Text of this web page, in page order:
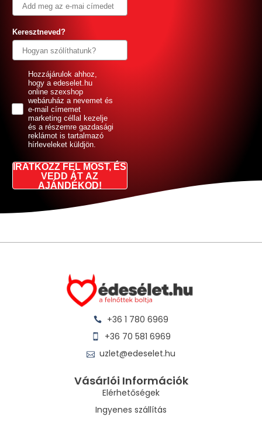
Keresztneved?
GDPRHozzájárulok ahhoz,
hogy a edeselet.hu
online szexshop
webáruház a nevemet és
e-mail címemet
marketing céllal kezelje
és a részemre gazdasági
reklámot is tartalmazó
hírleveleket küldjön.
IRATKOZZ FEL MOST, ÉS
VEDD ÁT AZ
AJÁNDÉKOD!
+36 1 780 6969
+36 70 581 6969
uzlet@edeselet.hu
Vásárlói Információk
Elérhetőségek
Ingyenes szállítás